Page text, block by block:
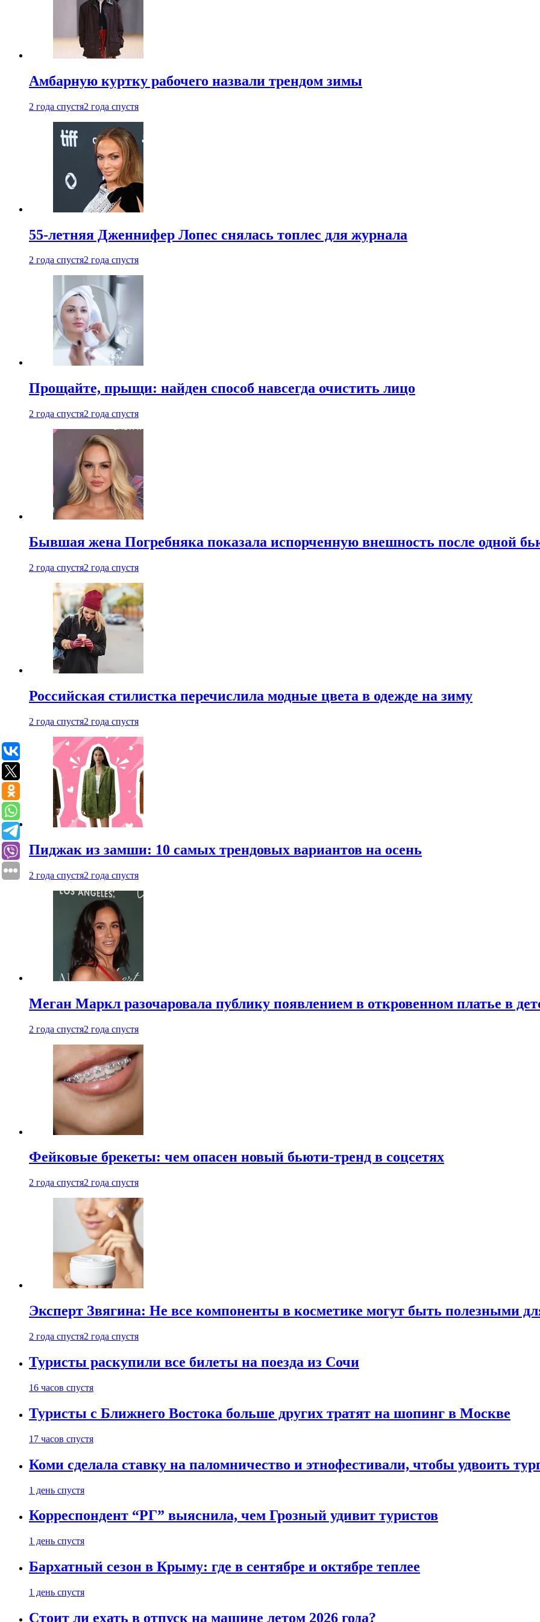
Амбарную куртку рабочего назвали трендом зимы
2 года спустя2 года спустя
55-летняя Дженнифер Лопес снялась топлес для журнала
2 года спустя2 года спустя
Прощайте, прыщи: найден способ навсегда очистить лицо
2 года спустя2 года спустя
Бывшая жена Погребняка показала испорченную внешность после одной
2 года спустя2 года спустя
Российская стилистка перечислила модные цвета в одежде на зиму
2 года спустя2 года спустя
Пиджак из замши: 10 самых трендовых вариантов на осень
2 года спустя2 года спустя
Меган Маркл разочаровала публику появлением в откровенном платье в
2 года спустя2 года спустя
Фейковые брекеты: чем опасен новый бьюти-тренд в соцсетях
2 года спустя2 года спустя
Эксперт Звягина: Не все компоненты в косметике могут быть полезными
2 года спустя2 года спустя
Туристы раскупили все билеты на поезда из Сочи
16 часов спустя
Туристы с Ближнего Востока больше других тратят на шопинг в Москве
17 часов спустя
Коми сделала ставку на паломничество и этнофестивали, чтобы удвоить
1 день спустя
Корреспондент “РГ” выяснила, чем Грозный удивит туристов
1 день спустя
Бархатный сезон в Крыму: где в сентябре и октябре теплее
1 день спустя
Стоит ли ехать в отпуск на машине летом 2026 года?